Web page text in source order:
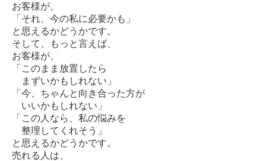
お客様が、
「それ、今の私に必要かも」
と思えるかどうかです。
そして、もっと言えば、
お客様が、
「このまま放置したら
まずいかもしれない」
「今、ちゃんと向き合った方が
いいかもしれない」
「この人なら、私の悩みを
整理してくれそう」
と思えるかどうかです。
売れる人は、